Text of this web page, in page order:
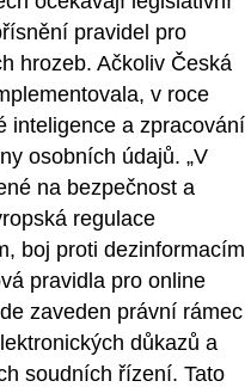
pravidel pro
hrozeb. Ačkoliv Česká
v roce
inteligence a zpracování
osobních údajů. „V
na bezpečnost a
regulace
boj proti dezinformacím
pravidla pro online
zaveden právní rámec
důkazů a
soudních řízení. Tato